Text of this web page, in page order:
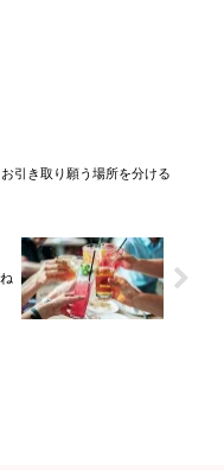
引き取り願う場所を分ける